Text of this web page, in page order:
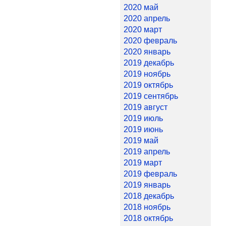
2020 май
2020 апрель
2020 март
2020 февраль
2020 январь
2019 декабрь
2019 ноябрь
2019 октябрь
2019 сентябрь
2019 август
2019 июль
2019 июнь
2019 май
2019 апрель
2019 март
2019 февраль
2019 январь
2018 декабрь
2018 ноябрь
2018 октябрь